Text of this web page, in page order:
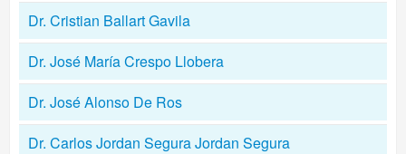
Dr. Cristian Ballart Gavila
Dr. José María Crespo Llobera
Dr. José Alonso De Ros
Dr. Carlos Jordan Segura Jordan Segura